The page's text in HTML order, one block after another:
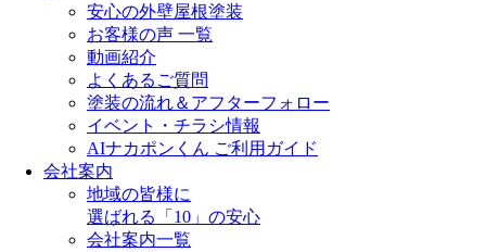
安心の外壁屋根塗装
お客様の声 一覧
動画紹介
よくあるご質問
塗装の流れ＆アフターフォロー
イベント・チラシ情報
AIナカポンくん ご利用ガイド
会社案内
地域の皆様に
選ばれる「10」の安心
会社案内一覧